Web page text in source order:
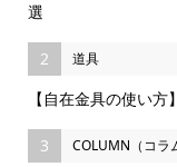
選
2 道具
【自在金具の使い
3 COLUMN（コラ